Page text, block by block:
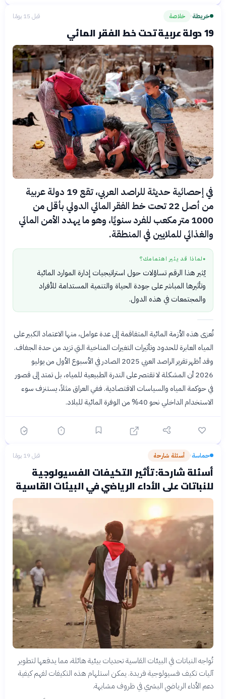
خريطة› خلاصة قبل 15 يومًا
19 دولة عربية تحت خط الفقر المائي
في إحصائية حديثة للراصد العربي، تقع 19 دولة عربية
من أصل 22 تحت خط الفقر المائي الدولي بأقل من
1000 متر مكعب للفرد سنويًا، وهو ما يهدد الأمن المائي
والغذائي للملايين في المنطقة.
● لماذا قد يثير اهتمامك؟
يُثير هذا الرقم تساؤلات حول استراتيجيات إدارة الموارد المائية
وتأثيرها المباشر على جودة الحياة والتنمية المستدامة للأفراد
والمجتمعات في هذه الدول.
تُعزى هذه الأزمة المائية المتفاقمة إلى عدة عوامل، منها الاعتماد الكبير على
المياه العابرة للحدود وتأثيرات التغيرات المناخية التي تزيد من حدة الجفاف.
وقد أظهر تقرير الراصد العربي 2025 الصادر في الأسبوع الأول من يوليو
2026 أن المشكلة لا تقتصر على الندرة الطبيعية للمياه، بل تمتد إلى قصور
في حوكمة المياه والسياسات الاقتصادية. ففي العراق مثلاً، يستنزف سوء
الاستخدام الداخلي نحو 40% من الوفرة المائية للبلاد.
حماسة› أسئلة شارحة قبل 19 يومًا
أسئلة شارحة: تأثير التكيفات الفسيولوجية
للنباتات على الأداء الرياضي في البيئات القاسية
تُواجه النباتات في البيئات القاسية تحديات بيئية هائلة، مما يدفعها لتطوير
آليات تكيف فسيولوجية فريدة. يمكن استلهام هذه التكيفات لفهم كيفية
دعم الأداء الرياضي البشري في ظروف مشابهة.